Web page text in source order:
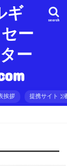
ギ
ー
ー
search
挨拶 提携サイト：